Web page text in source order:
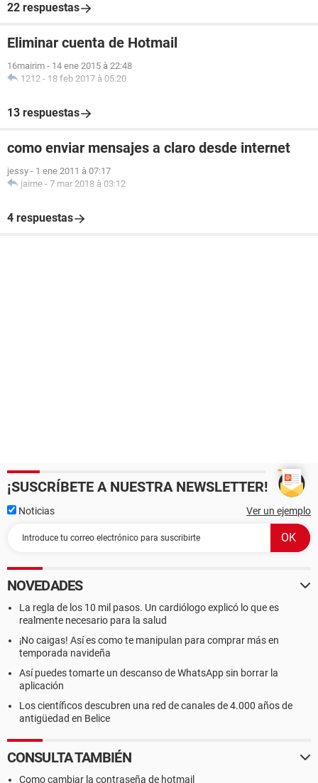
22 respuestas
Eliminar cuenta de Hotmail
16mairim - 14 ene 2015 à 22:48
1212 - 18 feb 2017 à 05:20
13 respuestas
como enviar mensajes a claro desde internet
jessy - 1 ene 2011 à 07:17
jaime - 7 mar 2018 à 03:12
4 respuestas
¡SUSCRÍBETE A NUESTRA NEWSLETTER!
Noticias Ver un ejemplo
NOVEDADES
La regla de los 10 mil pasos. Un cardiólogo explicó lo que es
realmente necesario para la salud
¡No caigas! Así es como te manipulan para comprar más en
temporada navideña
Así puedes tomarte un descanso de WhatsApp sin borrar la
aplicación
Los científicos descubren una red de canales de 4.000 años de
antigüedad en Belice
CONSULTA TAMBIÉN
Como cambiar la contraseña de hotmail